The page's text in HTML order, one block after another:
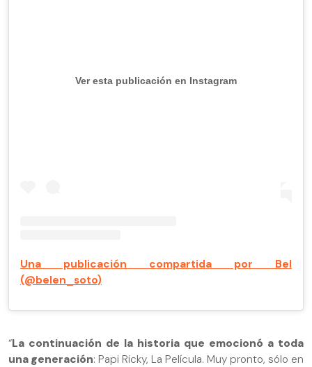
Ver esta publicación en Instagram
Una publicación compartida por Bel
(@belen_soto)
“La continuación de la historia que emocionó a toda
una generación: Papi Ricky, La Película. Muy pronto, sólo en